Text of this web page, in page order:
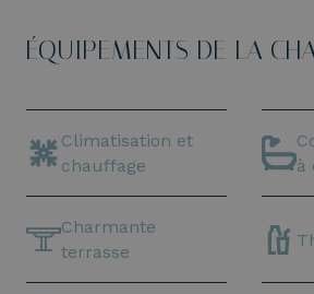
ÉQUIPEMENTS DE LA
Climatisation et
chauffage
à
Charmante
terrasse